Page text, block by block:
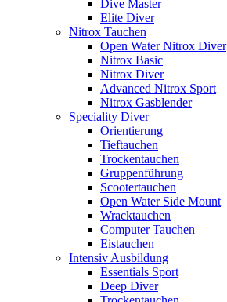
Dive Master
Elite Diver
Nitrox Tauchen
Open Water Nitrox Diver
Nitrox Basic
Nitrox Diver
Advanced Nitrox Sport
Nitrox Gasblender
Speciality Diver
Orientierung
Tieftauchen
Trockentauchen
Gruppenführung
Scootertauchen
Open Water Side Mount
Wracktauchen
Computer Tauchen
Eistauchen
Intensiv Ausbildung
Essentials Sport
Deep Diver